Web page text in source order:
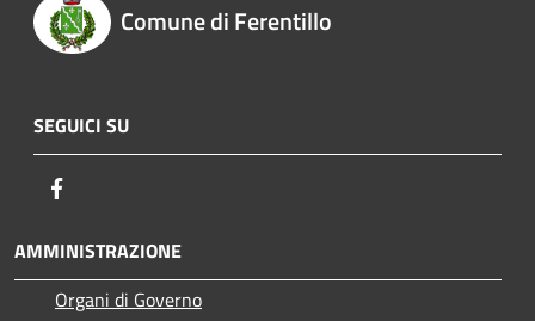
Comune di Ferentillo
SEGUICI SU
AMMINISTRAZIONE
Organi di Governo